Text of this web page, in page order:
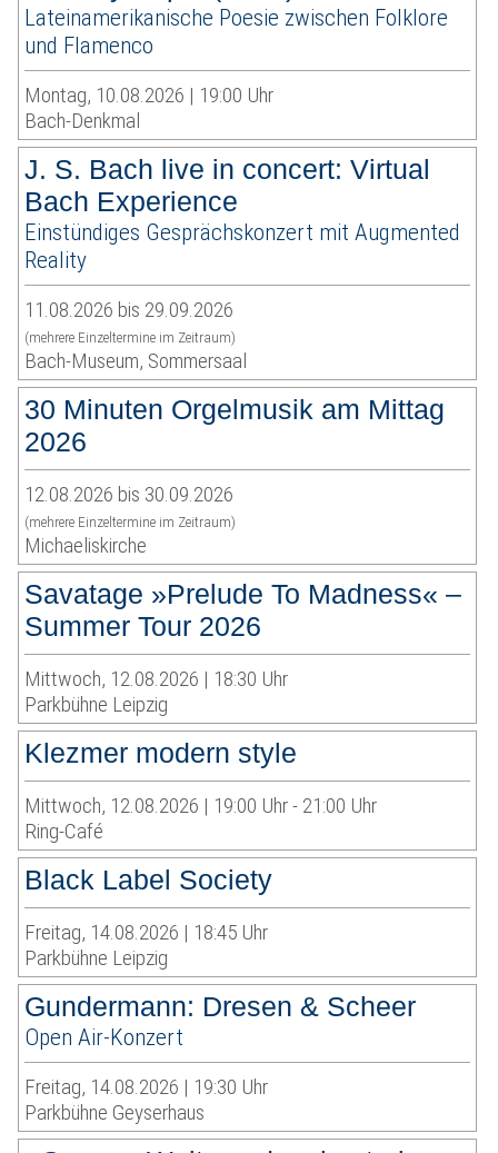
Lateinamerikanische Poesie zwischen Folklore
und Flamenco
Montag, 10.08.2026 | 19:00 Uhr
Bach-Denkmal
J. S. Bach live in concert: Virtual
Bach Experience
Einstündiges Gesprächskonzert mit Augmented
Reality
11.08.2026 bis 29.09.2026
(mehrere Einzeltermine im Zeitraum)
Bach-Museum, Sommersaal
30 Minuten Orgelmusik am Mittag
2026
12.08.2026 bis 30.09.2026
(mehrere Einzeltermine im Zeitraum)
Michaeliskirche
Savatage »Prelude To Madness« –
Summer Tour 2026
Mittwoch, 12.08.2026 | 18:30 Uhr
Parkbühne Leipzig
Klezmer modern style
Mittwoch, 12.08.2026 | 19:00 Uhr - 21:00 Uhr
Ring-Café
Black Label Society
Freitag, 14.08.2026 | 18:45 Uhr
Parkbühne Leipzig
Gundermann: Dresen & Scheer
Open Air-Konzert
Freitag, 14.08.2026 | 19:30 Uhr
Parkbühne Geyserhaus